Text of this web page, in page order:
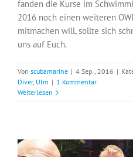
fanden die Kurse im
2016 noch einen weiteren
mitmachen will, sollte sich
uns auf Euch.
Von scubamarine | 4 Sep., 2016 |
Diver, Ulm | 1 Kommentar
Weiterlesen